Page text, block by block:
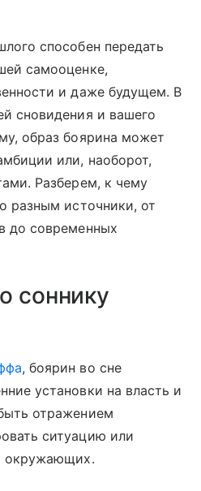
способен передать
самооценке,
и даже будущем. В
сновидения и вашего
образ боярина может
или, наоборот,
Разберем, к чему
разным источники, от
до современных
соннику
, боярин во сне
установки на власть и
отражением
ситуацию или
окружающих.